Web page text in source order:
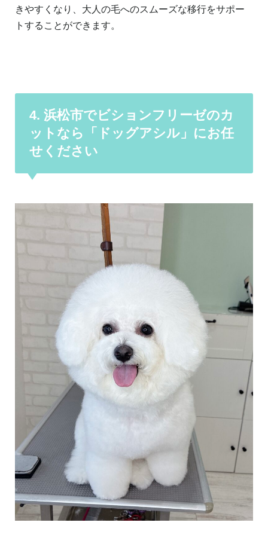
きやすくなり、大人の毛へのスムーズな移行をサポー
トすることができます。
4. 浜松市でビションフリーゼのカ
ットなら「ドッグアシル」にお任
せください